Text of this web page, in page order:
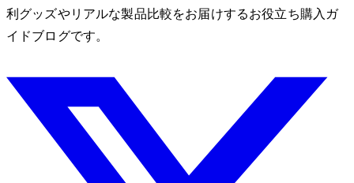
利グッズやリアルな製品比較をお届けするお役立ち購入ガ
イドブログです。